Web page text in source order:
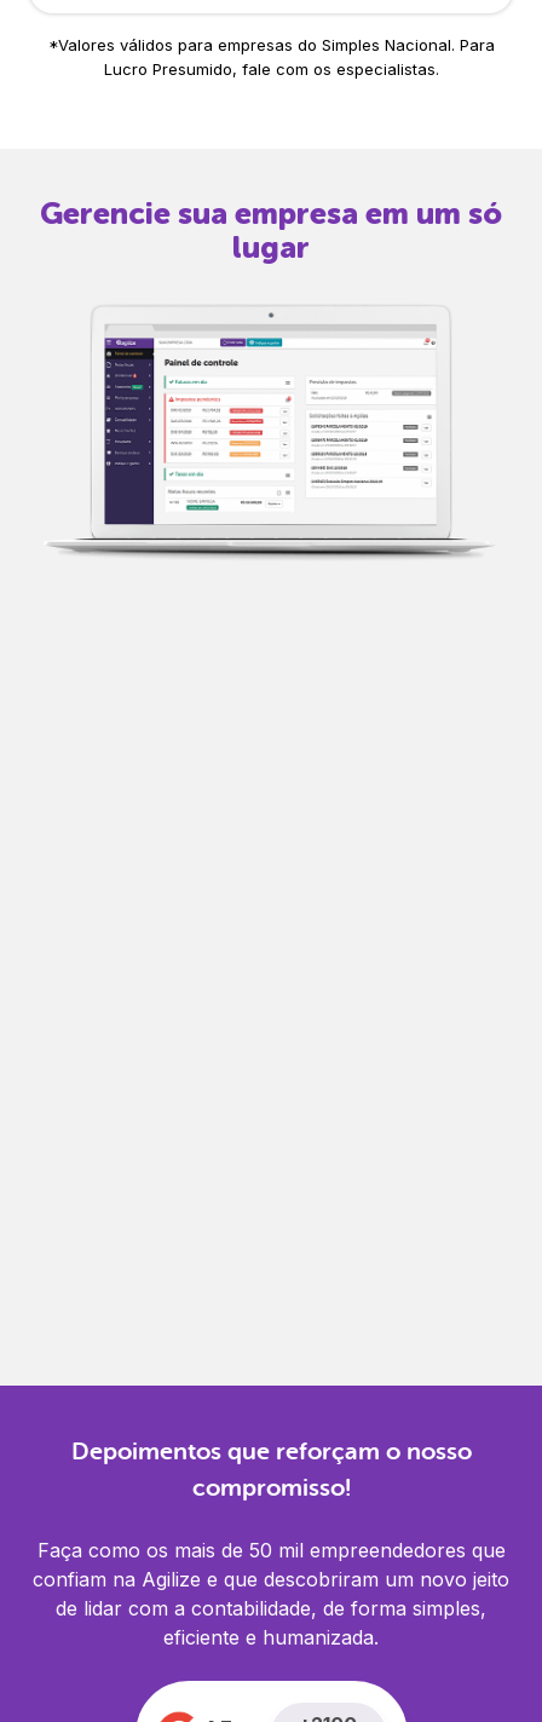
*Valores válidos para empresas do Simples Nacional. Para
Lucro Presumido, fale com os especialistas.
Gerencie sua empresa em um só
lugar
Depoimentos que reforçam o nosso
compromisso!
Faça como os mais de 50 mil empreendedores que
confiam na Agilize e que descobriram um novo jeito
de lidar com a contabilidade, de forma simples,
eficiente e humanizada.